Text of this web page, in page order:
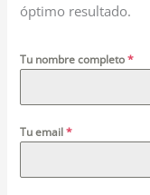
óptimo resultado.
Tu nombre completo*
Tu email*